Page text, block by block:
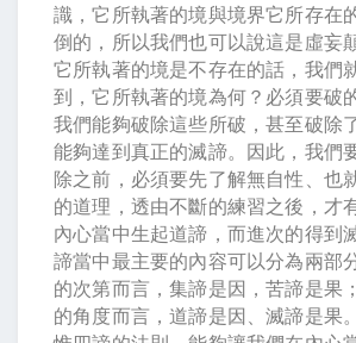
識，它所執著的境與境界它所存在
倒的，所以我們也可以說這是虛妄
它所執著的境是不存在的話，我們
到，它所執著的境為何？必須要破
我們能夠破除這些所破，甚至破除
能夠達到真正的滅諦。因此，我們
除之前，必須要先了解無自性、也
的道理，透由不斷的練習之後，才
內心當中生起道諦，而進次的得到
諦當中最主要的內容可以分為兩部
的次第而言，集諦是因，苦諦是果
的角度而言，道諦是因、滅諦是果